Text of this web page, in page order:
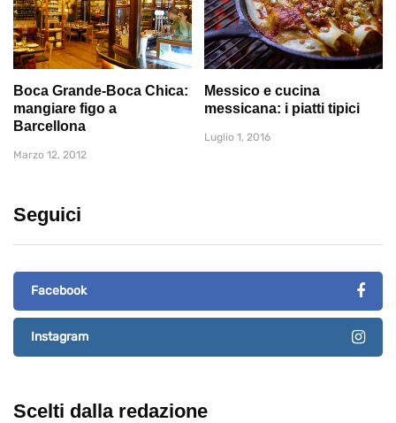
Boca Grande-Boca Chica:
mangiare figo a
Barcellona
Marzo 12, 2012
Messico e cucina
messicana: i piatti tipici
Luglio 1, 2016
Seguici
Facebook
Instagram
Scelti dalla redazione